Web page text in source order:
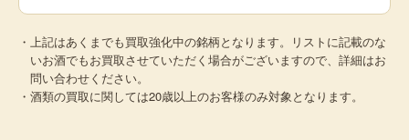
・上記はあくまでも買取強化中の銘柄となります。リストに記載のな
いお酒でもお買取させていただく場合がございますので、詳細はお
問い合わせください。
・酒類の買取に関しては20歳以上のお客様のみ対象となります。